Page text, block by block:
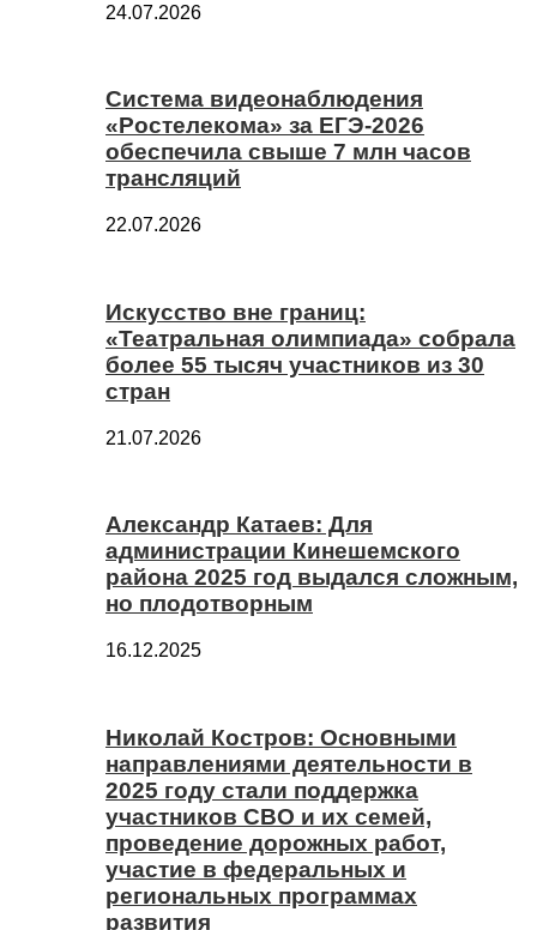
24.07.2026
Система видеонаблюдения
«Ростелекома» за ЕГЭ-2026
обеспечила свыше 7 млн часов
трансляций
22.07.2026
Искусство вне границ:
«Театральная олимпиада» собрала
более 55 тысяч участников из 30
стран
21.07.2026
Александр Катаев: Для
администрации Кинешемского
района 2025 год выдался сложным,
но плодотворным
16.12.2025
Николай Костров: Основными
направлениями деятельности в
2025 году стали поддержка
участников СВО и их семей,
проведение дорожных работ,
участие в федеральных и
региональных программах
развития